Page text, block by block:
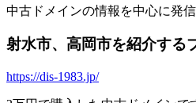
中古ドメインの情報を中心に発信
射水市、高岡市を紹介する
https://dis-1983.jp/